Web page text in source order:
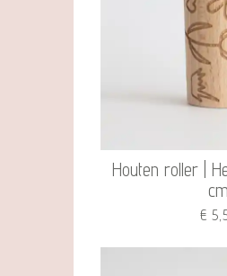
Houten roller |
cm
€